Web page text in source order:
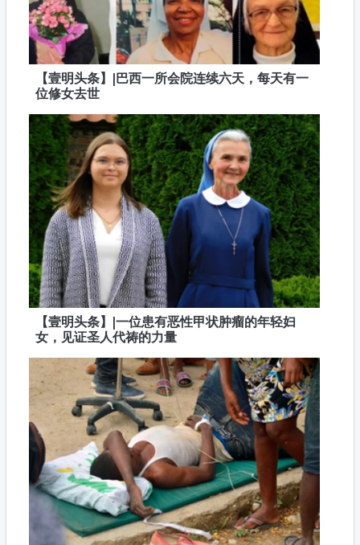
【壹明头条】|巴西一所会院连续六天，每天有一
位修女去世
【壹明头条】|一位患有恶性甲状肿瘤的年轻妇
女，见证圣人代祷的力量